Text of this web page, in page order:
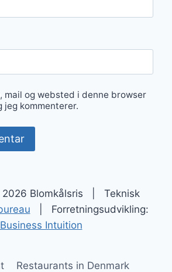
mail og websted i denne browser
kommenterer.
2026 Blomkålsris | Teknisk
| Forretningsudvikling:
Business Intuition
Restaurants in Denmark